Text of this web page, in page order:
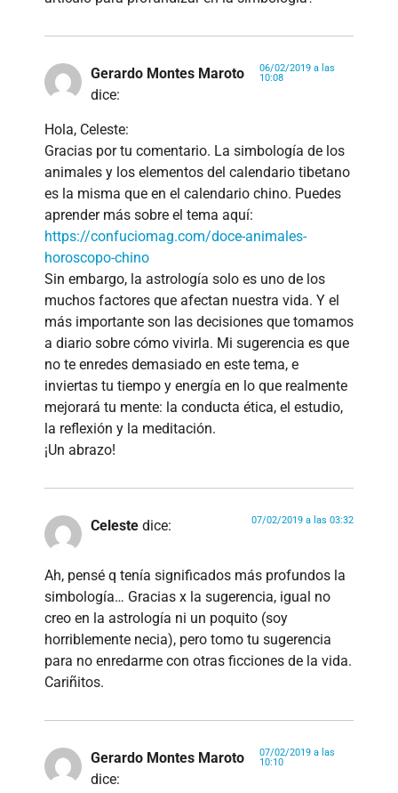
Gerardo Montes Maroto
dice:
06/02/2019 a las
10:08
Hola, Celeste:
Gracias por tu comentario. La simbología de los
animales y los elementos del calendario tibetano
es la misma que en el calendario chino. Puedes
aprender más sobre el tema aquí:
https://confuciomag.com/doce-animales-
horoscopo-chino
Sin embargo, la astrología solo es uno de los
muchos factores que afectan nuestra vida. Y el
más importante son las decisiones que tomamos
a diario sobre cómo vivirla. Mi sugerencia es que
no te enredes demasiado en este tema, e
inviertas tu tiempo y energía en lo que realmente
mejorará tu mente: la conducta ética, el estudio,
la reflexión y la meditación.
¡Un abrazo!
Celeste dice: 07/02/2019 a las 03:32
Ah, pensé q tenía significados más profundos la
simbología… Gracias x la sugerencia, igual no
creo en la astrología ni un poquito (soy
horriblemente necia), pero tomo tu sugerencia
para no enredarme con otras ficciones de la vida.
Cariñitos.
Gerardo Montes Maroto
dice:
07/02/2019 a las
10:10